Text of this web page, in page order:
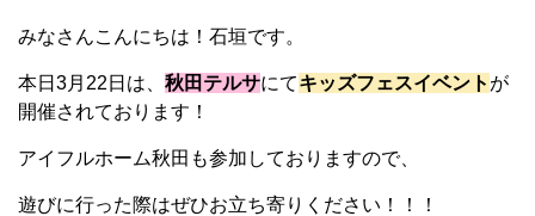
みなさんこんにちは！石垣です。
本日3月22日は、 秋田テルサにてキッズフェスイベント が
開催されております！
アイフルホーム秋田も参加しておりますので、
遊びに行った際はぜひお立ち寄りください！！！